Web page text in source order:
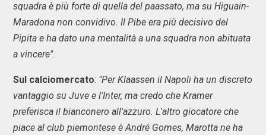
squadra è più forte di quella del paassato, ma su Higuain-
Maradona non convidivo. Il Pibe era più decisivo del
Pipita e ha dato una mentalità a una squadra non abituata
a vincere".
Sul calciomercato: "Per Klaassen il Napoli ha un discreto
vantaggio su Juve e l'Inter, ma credo che Kramer
preferisca il bianconero all'azzuro. L'altro giocatore che
piace al club piemontese è André Gomes, Marotta ne ha